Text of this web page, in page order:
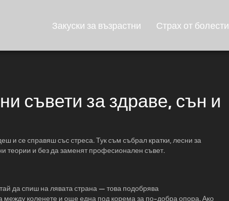
Закуски за възрастни Страх от болести
съвети за здраве, сън и
и се справяш със стреса. Тук съм събрал кратки, лесни за
теории и без да заменят професионален съвет.
да спиш на лявата страна — това подобрява
коленете и още една под корема за по-добра опора. Ако